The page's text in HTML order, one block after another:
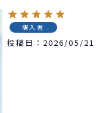
購入者
投稿日 2026/05/21